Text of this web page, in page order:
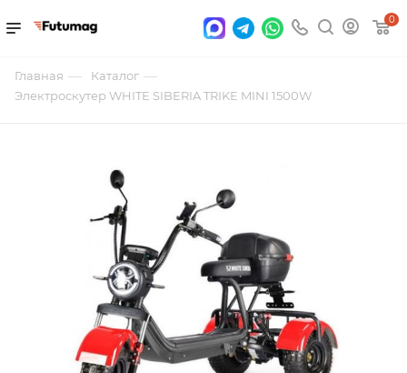
0
Главная — Каталог —
Электроскутер WHITE SIBERIA TRIKE MINI 1500W